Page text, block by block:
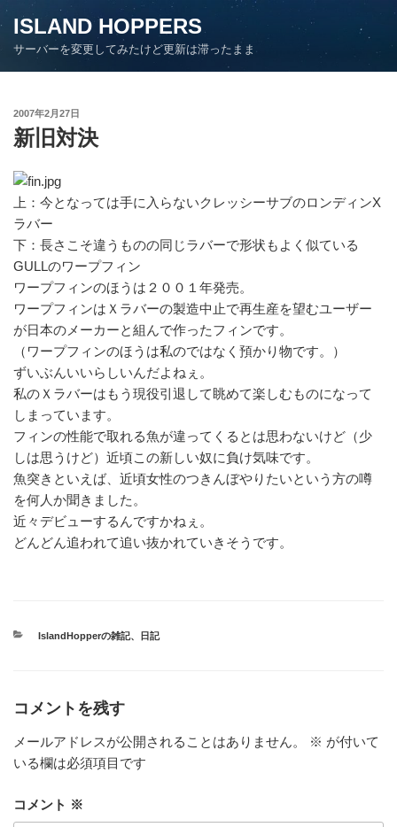
コ
ン
ン
ISLAND HOPPERS
サーバーを変更してみたけど更新は滞ったまま
投
稿
日:
2007年2月27日
新旧対決
上：今となっては手に入らないクレッシーサブのロンディンX
ラバー
下：長さこそ違うものの同じラバーで形状もよく似ている
GULLのワープフィン
ワープフィンのほうは２００１年発売。
ワープフィンはＸラバーの製造中止で再生産を望むユーザー
が日本のメーカーと組んで作ったフィンです。
（ワープフィンのほうは私のではなく預かり物です。）
ずいぶんいいらしいんだよねぇ。
私のＸラバーはもう現役引退して眺めて楽しむものになって
しまっています。
フィンの性能で取れる魚が違ってくるとは思わないけど（少
しは思うけど）近頃この新しい奴に負け気味です。
魚突きといえば、近頃女性のつきんぼやりたいという方の噂
を何人か聞きました。
近々デビューするんですかねぇ。
どんどん追われて追い抜かれていきそうです。
カ
IslandHopperの雑記、 日記
コメントを残す
メールアドレスが公開されることはありません。 ※ が付いて
いる欄は必須項目です
コメント ※